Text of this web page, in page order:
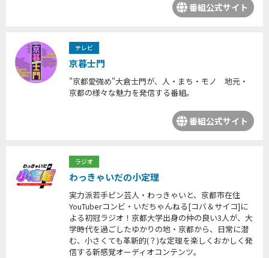
番組公式サイト
テレビ
京暮士門
"京都愛強め"大倉士門が、人・まち・モノ 地元・
京都の様々な魅力を発信する番組。
番組公式サイト
ラジオ
わっきゃいだの小定理
実力派若手ピン芸人・わっきゃいと、京都市在住
YouTuberコンビ・いだちゃんねる[コバ＆サイコ]に
よる初冠ラジオ！京都大学出身の仲の良い3人が、大
学時代を過ごしたゆかりの地・京都から、日常に潜
む、小さくても革新的(？)な定理を楽しくおかしく発
信する新感覚オーディオコンテンツ。